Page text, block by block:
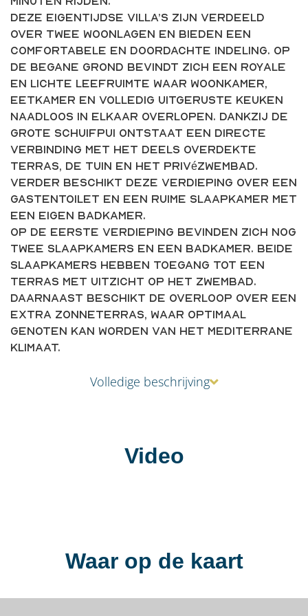
Deze eigentijdse villa’s zijn verdeeld
over twee woonlagen en bieden een
comfortabele en doordachte indeling. Op
de begane grond bevindt zich een royale
en lichte leefruimte waar woonkamer,
eetkamer en volledig uitgeruste keuken
naadloos in elkaar overlopen. Dankzij de
grote schuifpui ontstaat een directe
verbinding met het deels overdekte
terras, de tuin en het privézwembad.
Verder beschikt deze verdieping over een
gastentoilet en een ruime slaapkamer met
een eigen badkamer.
Op de eerste verdieping bevinden zich nog
twee slaapkamers en een badkamer. Beide
slaapkamers hebben toegang tot een
terras met uitzicht op het zwembad.
Daarnaast beschikt de overloop over een
extra zonneterras, waar optimaal
genoten kan worden van het mediterrane
klimaat.
Volledige beschrijving
Video
Waar op de kaart